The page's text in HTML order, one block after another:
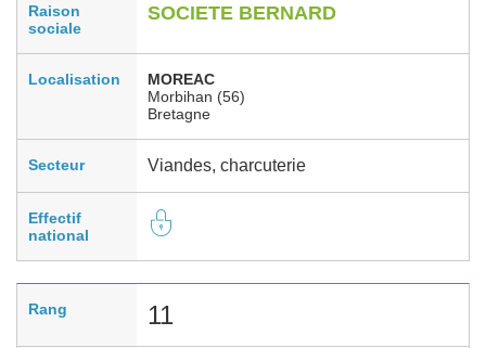
Raison
sociale
SOCIETE BERNARD
Localisation
MOREAC
Morbihan (56)
Bretagne
Secteur Viandes, charcuterie
Effectif
national
Rang 11